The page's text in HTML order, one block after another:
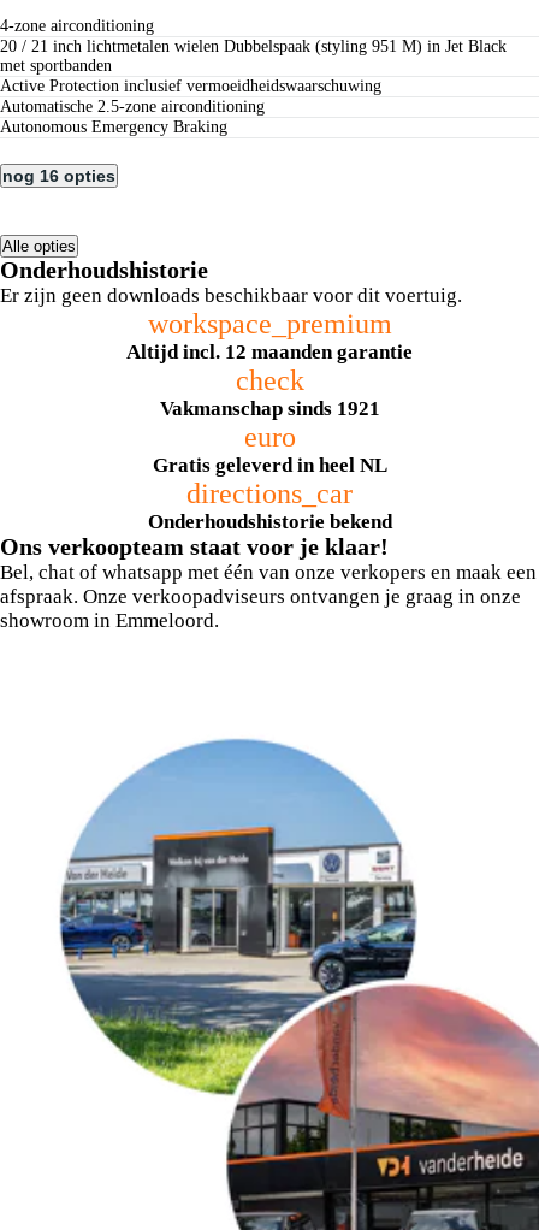
4-zone airconditioning
20 / 21 inch lichtmetalen wielen Dubbelspaak (styling 951 M) in Jet Black
met sportbanden
Active Protection inclusief vermoeidheidswaarschuwing
Automatische 2.5-zone airconditioning
Autonomous Emergency Braking
nog 16 opties
Alle opties
Onderhoudshistorie
Er zijn geen downloads beschikbaar voor dit voertuig.
workspace_premium
Altijd incl. 12 maanden garantie
check
Vakmanschap sinds 1921
euro
Gratis geleverd in heel NL
directions_car
Onderhoudshistorie bekend
Ons verkoopteam staat voor je klaar!
Bel, chat of whatsapp met één van onze verkopers en maak een
afspraak. Onze verkoopadviseurs ontvangen je graag in onze
showroom in Emmeloord.